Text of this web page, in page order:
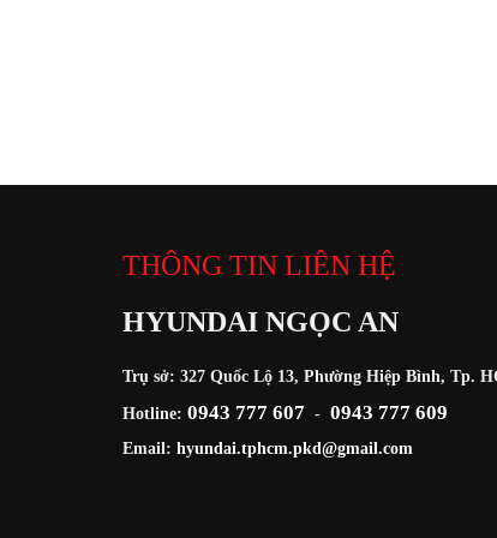
THÔNG TIN LIÊN HỆ
HYUNDAI NGỌC AN
Trụ sở: 327 Quốc Lộ 13, Phường Hiệp Bình, Tp.
Hotline: 0943 777 607 - 0943 777 609
Email: hyundai.tphcm.pkd@gmail.com